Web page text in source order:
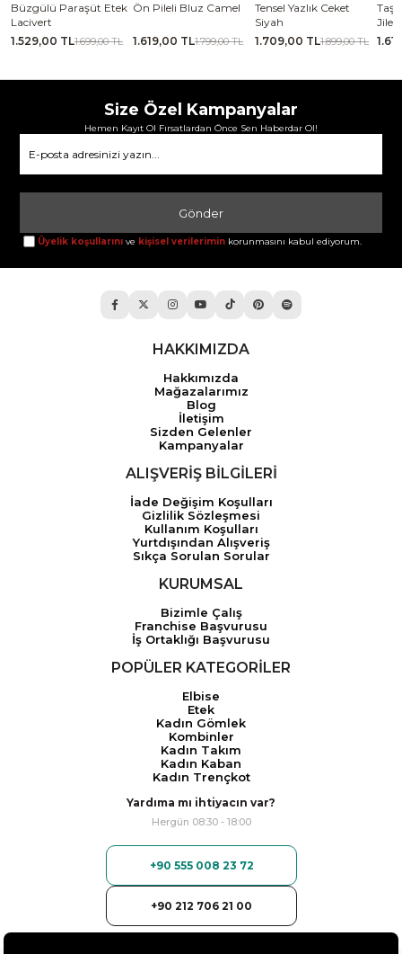
Ön Pileli Bluz Camel
1.619,00 TL1.799,00 TL
Tensel Yazlık Ceket
1.709,00 TL1.899,00 TL
Taşlanmış İnce Tensel
Jile Koyu yeşil
1.619,00 TL1.799,00 TL
Size Özel Kampanyalar
Hemen Kayıt Ol Fırsatlardan Önce Sen Haberdar Ol!
Gönder
Üyelik koşullarını ve kişisel verilerimin korunmasını kabul ediyorum.
HAKKIMIZDA
Hakkımızda
Mağazalarımız
Blog
İletişim
Sizden Gelenler
Kampanyalar
ALIŞVERİŞ BİLGİLERİ
İade Değişim Koşulları
Gizlilik Sözleşmesi
Kullanım Koşulları
Yurtdışından Alışveriş
Sıkça Sorulan Sorular
KURUMSAL
Bizimle Çalış
Franchise Başvurusu
İş Ortaklığı Başvurusu
POPÜLER KATEGORİLER
Elbise
Etek
Kadın Gömlek
Kombinler
Kadın Takım
Kadın Kaban
Kadın Trençkot
Yardıma mı ihtiyacın var?
Hergün 08:30 - 18:00
+90 555 008 23 72
+90 212 706 21 00